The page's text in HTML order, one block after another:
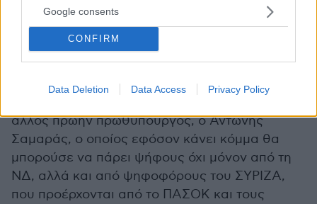
Google consents
CONFIRM
Data Deletion Data Access Privacy Policy
και το κόμμα της μαζί με τα κόμματα της Ζωής
Κωνσταντοπούλου, του Κυριάκου Βελόπουλου
και του Νατσιού της Νίκης αποτελούν
συγκοινωνούντα δοχεία».
άλλος πρώην πρωθυπουργός, ο Αντώνης
Σαμαράς, ο οποίος εφόσον κάνει κόμμα θα
μπορούσε να πάρει ψήφους όχι μόνον από τη
ΝΔ, αλλά και από ψηφοφόρους του ΣΥΡΙΖΑ,
που προέρχονται από το ΠΑΣΟΚ και τους